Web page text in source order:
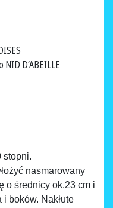
D’ABEILLE
stopni.
nasmarowany
o średnicy ok.23 cm i
boków. Nakłute